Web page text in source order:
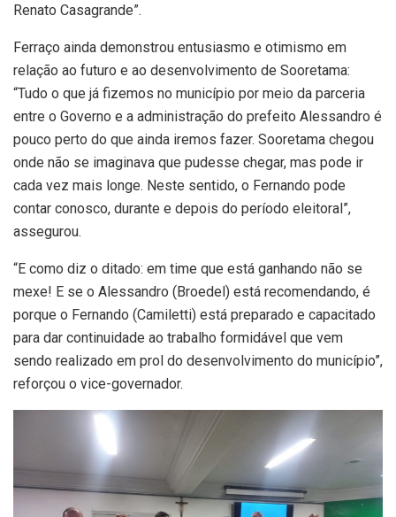
Renato Casagrande”.
Ferraço ainda demonstrou entusiasmo e otimismo em
relação ao futuro e ao desenvolvimento de Sooretama:
“Tudo o que já fizemos no município por meio da parceria
entre o Governo e a administração do prefeito Alessandro é
pouco perto do que ainda iremos fazer. Sooretama chegou
onde não se imaginava que pudesse chegar, mas pode ir
cada vez mais longe. Neste sentido, o Fernando pode
contar conosco, durante e depois do período eleitoral”,
assegurou.
“E como diz o ditado: em time que está ganhando não se
mexe! E se o Alessandro (Broedel) está recomendando, é
porque o Fernando (Camiletti) está preparado e capacitado
para dar continuidade ao trabalho formidável que vem
sendo realizado em prol do desenvolvimento do município”,
reforçou o vice-governador.